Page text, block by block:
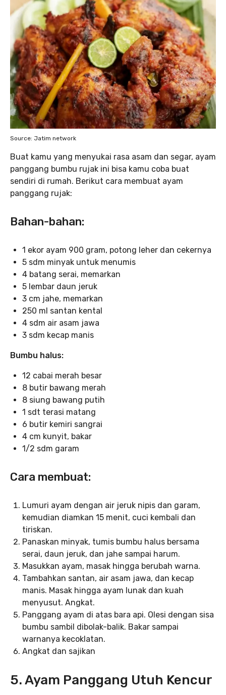
Source: Jatim network
Buat kamu yang menyukai rasa asam dan segar, ayam
panggang bumbu rujak ini bisa kamu coba buat
sendiri di rumah. Berikut cara membuat ayam
panggang rujak:
Bahan-bahan:
1 ekor ayam 900 gram, potong leher dan cekernya
5 sdm minyak untuk menumis
4 batang serai, memarkan
5 lembar daun jeruk
3 cm jahe, memarkan
250 ml santan kental
4 sdm air asam jawa
3 sdm kecap manis
Bumbu halus:
12 cabai merah besar
8 butir bawang merah
8 siung bawang putih
1 sdt terasi matang
6 butir kemiri sangrai
4 cm kunyit, bakar
1/2 sdm garam
Cara membuat:
Lumuri ayam dengan air jeruk nipis dan garam,
kemudian diamkan 15 menit, cuci kembali dan
tiriskan.
Panaskan minyak, tumis bumbu halus bersama
serai, daun jeruk, dan jahe sampai harum.
Masukkan ayam, masak hingga berubah warna.
Tambahkan santan, air asam jawa, dan kecap
manis. Masak hingga ayam lunak dan kuah
menyusut. Angkat.
Panggang ayam di atas bara api. Olesi dengan sisa
bumbu sambil dibolak-balik. Bakar sampai
warnanya kecoklatan.
Angkat dan sajikan
5. Ayam Panggang Utuh Kencur